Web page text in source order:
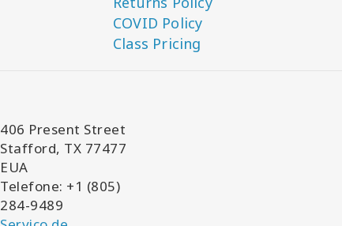
COVID Policy
Class Pricing
406 Present Street
Stafford, TX 77477
EUA
Telefone: +1 (805)
284-9489